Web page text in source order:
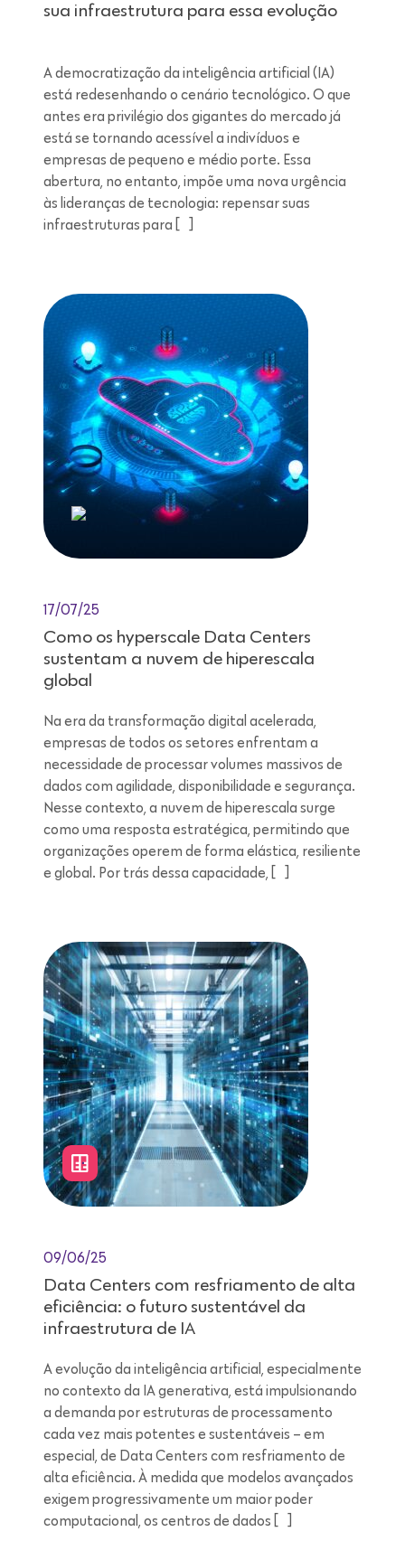
sua infraestrutura para essa evolução
A democratização da inteligência artificial (IA)
está redesenhando o cenário tecnológico. O que
antes era privilégio dos gigantes do mercado já
está se tornando acessível a indivíduos e
empresas de pequeno e médio porte. Essa
abertura, no entanto, impõe uma nova urgência
às lideranças de tecnologia: repensar suas
infraestruturas para […]
17/07/25
Como os hyperscale Data Centers
sustentam a nuvem de hiperescala
global
Na era da transformação digital acelerada,
empresas de todos os setores enfrentam a
necessidade de processar volumes massivos de
dados com agilidade, disponibilidade e segurança.
Nesse contexto, a nuvem de hiperescala surge
como uma resposta estratégica, permitindo que
organizações operem de forma elástica, resiliente
e global. Por trás dessa capacidade, […]
09/06/25
Data Centers com resfriamento de alta
eficiência: o futuro sustentável da
infraestrutura de IA
A evolução da inteligência artificial, especialmente
no contexto da IA generativa, está impulsionando
a demanda por estruturas de processamento
cada vez mais potentes e sustentáveis – em
especial, de Data Centers com resfriamento de
alta eficiência. À medida que modelos avançados
exigem progressivamente um maior poder
computacional, os centros de dados […]